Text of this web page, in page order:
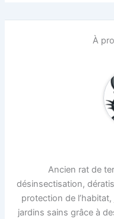
À
Ancien rat de
désinsectisation,
protection de
jardins sains grâce à